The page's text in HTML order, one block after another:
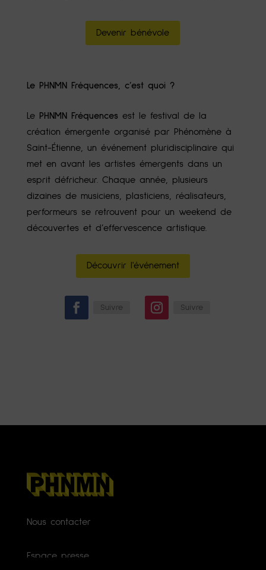
Devenir bénévole
Le PHNMN Fréquences, c’est quoi ?
Le PHNMN Fréquences est le festival de la
création émergente organisé par Phénomène à
Saint-Étienne, un événement pluridisciplinaire qui
met en avant les artistes émergents dans un
esprit défricheur. Chaque année, plusieurs
dizaines de musiciens, plasticiens, réalisateurs,
performeurs se retrouvent pour un weekend de
découvertes et d’effervescence artistique.
Découvrir l'événement
Suivre Suivre
Nous contacter
Espace presse